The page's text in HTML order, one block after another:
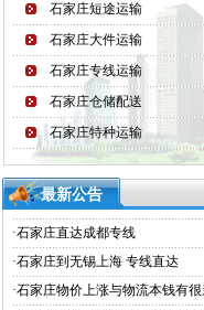
石家庄短途运输
石家庄大件运输
石家庄专线运输
石家庄仓储配送
石家庄特种运输
最新公告
·石家庄直达成都专线
·石家庄到无锡上海 专线直达
·石家庄物价上涨与物流本钱有很